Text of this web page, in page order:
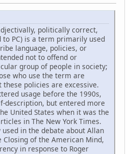
politically correct,
PC) is a term primarily used
language, policies, or
not to offend or
group of people in society;
who use the term are
policies are excessive.
usage before the 1990s,
description, but entered more
United States when it was the
in The New York Times.
in the debate about Allan
Closing of the American Mind,
in response to Roger